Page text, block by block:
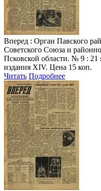
Вперед : Орган Павского
Советского Союза и
Псковской области. № 9 : 21
издания XIV. Цена 15 коп.
Читать Подробнее